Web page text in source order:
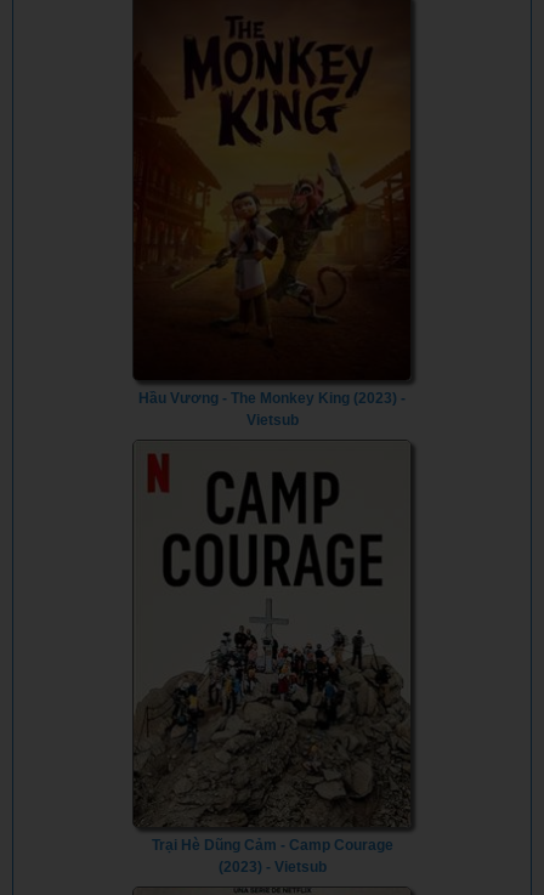
Hầu Vương - The Monkey King (2023) -
Vietsub
Trại Hè Dũng Cảm - Camp Courage
(2023) - Vietsub